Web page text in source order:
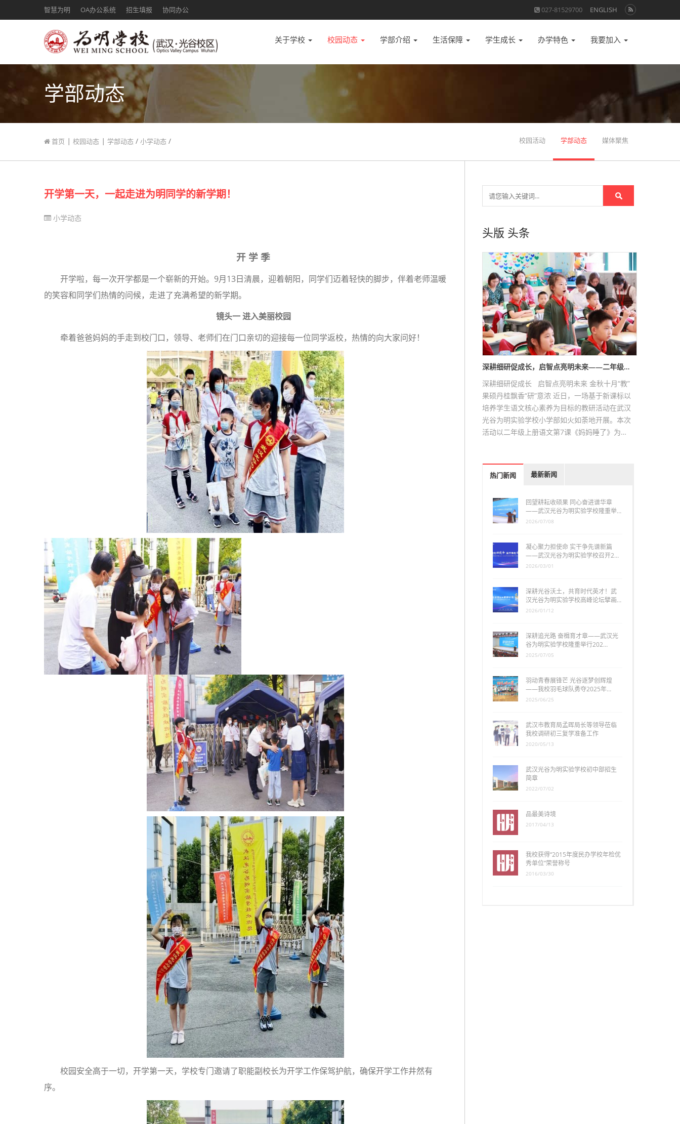
智慧为明 OA办公系统 招生填报 协同办公 027-81529700 ENGLISH
关于学校 校园动态 学部介绍 生活保障 学生成长 办学特色 我要加入
学部动态
首页 | 校园动态 | 学部动态 / 小学动态 / 校园活动 学部动态 媒体聚焦
开学第一天，一起走进为明同学的新学期！
小学动态
开 学 季
开学啦，每一次开学都是一个崭新的开始。9月13日清晨，迎着朝阳，同学们迈着轻快的脚步，伴着老师温暖
的笑容和同学们热情的问候，走进了充满希望的新学期。
镜头一 进入美丽校园
牵着爸爸妈妈的手走到校门口，领导、老师们在门口亲切的迎接每一位同学返校，热情的向大家问好！
校园安全高于一切，开学第一天，学校专门邀请了职能副校长为开学工作保驾护航，确保开学工作井然有
序。
头版 头条
深耕细研促成长，启智点亮明未来——二年级…
深耕细研促成长 启智点亮明未来 金秋十月“教”
果硕丹桂飘香“研”意浓 近日，一场基于新课标以
培养学生语文核心素养为目标的教研活动在武汉
光谷为明实验学校小学部如火如荼地开展。本次
活动以二年级上册语文第7课《妈妈睡了》为…
热门新闻 最新新闻
回望耕耘收硕果 同心奋进谱华章
——武汉光谷为明实验学校隆重举…
2026/07/08
凝心聚力担使命 实干争先谱新篇
——武汉光谷为明实验学校召开2…
2026/03/01
深耕光谷沃土，共育时代英才！武
汉光谷为明实验学校高峰论坛擘画…
2026/01/12
深耕追光路 奋楫育才章——武汉光
谷为明实验学校隆重举行202…
2025/07/05
羽动青春展锋芒 光谷逐梦创辉煌
——我校羽毛球队勇夺2025年…
2025/06/25
武汉市教育局孟晖局长等领导莅临
我校调研初三复学准备工作
2020/05/13
武汉光谷为明实验学校初中部招生
简章
2022/07/02
品最美诗境
2017/04/13
我校获得“2015年度民办学校年检优
秀单位”荣誉称号
2016/03/30